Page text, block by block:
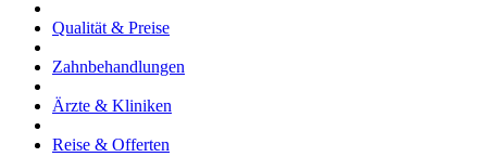
Qualität & Preise
Zahnbehandlungen
Ärzte & Kliniken
Reise & Offerten